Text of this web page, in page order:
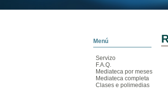
Menú
Servizo
F.A.Q.
Mediateca por meses
Mediateca completa
Clases e polimedias